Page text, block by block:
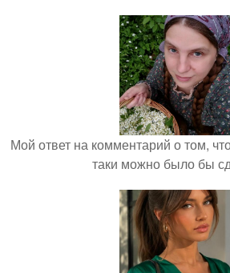
Мой ответ на комментарий о том,
таки можно было бы